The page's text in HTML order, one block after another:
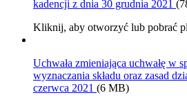
kadencji z dnia 30 grudnia 2021
Kliknij, aby otworzyć lub pobrać
Uchwała zmieniająca uchwałę w
wyznaczania składu oraz zasad
czerwca 2021 (6 MB)